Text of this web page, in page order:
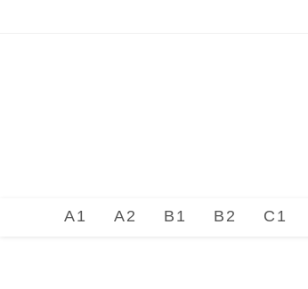
A1 A2 B1 B2 C1